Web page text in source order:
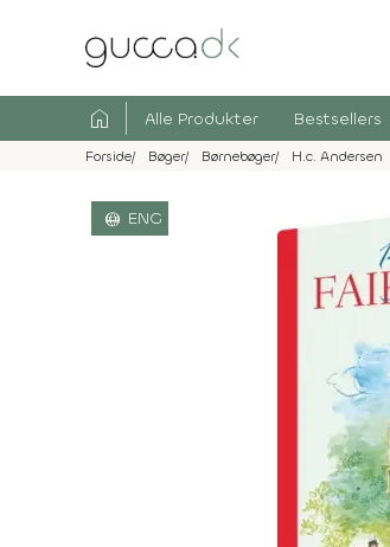
home Alle Produkter Bestsellers
Forside Bøger Børnebøger H.c. Andersen
language ENG